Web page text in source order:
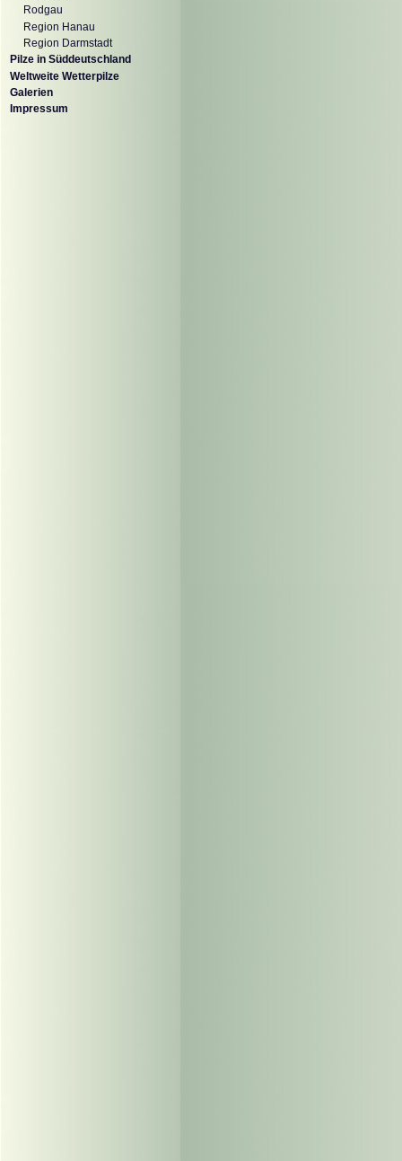
Rodgau
Region Hanau
Region Darmstadt
Pilze in Süddeutschland
Weltweite Wetterpilze
Galerien
Impressum